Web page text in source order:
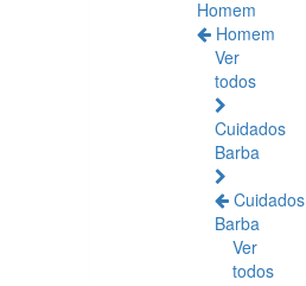
Homem
Homem
Ver
todos
Cuidados
Barba
Cuidados
Barba
Ver
todos